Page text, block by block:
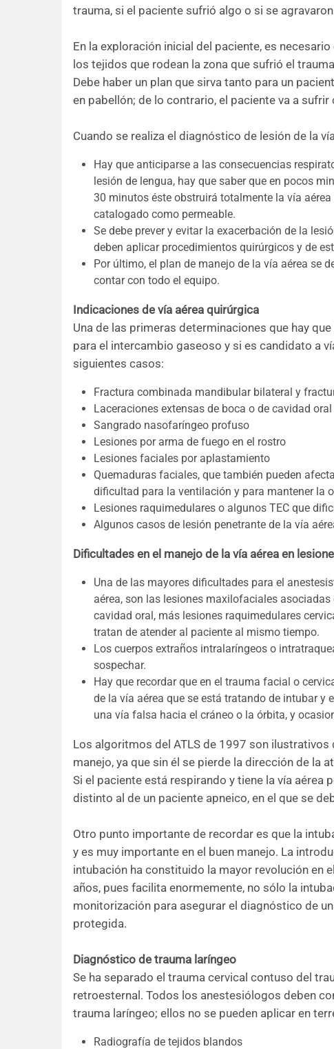
trauma, si el paciente sufrió algo o si se
En la exploración inicial del paciente, es
los tejidos que rodean la zona que sufrió el
Debe haber un plan que sirva tanto para un
en pabellón; de lo contrario, el paciente va a
Cuando se realiza el diagnóstico de lesión de la
Hay que anticiparse a las consecuencias
lesión de lengua, hay que saber que en pocos
30 minutos éste obstruirá totalmente la vía
catalogado como permeable.
Se debe prever y evitar la exacerbación de la
deben aplicar procedimientos quirúrgicos y de
Por último, el plan de manejo de la vía aérea se
contar con todo el equipo.
Indicaciones de vía aérea quirúrgica
Una de las primeras determinaciones que hay
para el intercambio gaseoso y si es candidato a
siguientes casos:
Fractura combinada mandibular bilateral y
Laceraciones extensas de boca o de cavidad
Sangrado nasofaríngeo profuso
Lesiones por arma de fuego en el rostro
Lesiones faciales por aplastamiento
Quemaduras faciales, que también pueden
dificultad para la ventilación y para mantener la
Lesiones raquimedulares o algunos TEC que
Algunos casos de lesión penetrante de la vía
Dificultades en el manejo de la vía aérea en
Una de las mayores dificultades para el
aérea, son las lesiones maxilofaciales
cavidad oral, más lesiones raquimedulares
tratan de atender al paciente al mismo tiempo.
Los cuerpos extraños intralaríngeos o
sospechar.
Hay que recordar que en el trauma facial o
de la vía aérea que se está tratando de intubar y
una vía falsa hacia el cráneo o la órbita, y
Los algoritmos del ATLS de 1997 son
manejo, ya que sin él se pierde la dirección de la
Si el paciente está respirando y tiene la vía
distinto al de un paciente apneico, en el que se
Otro punto importante de recordar es que la
y es muy importante en el buen manejo. La
intubación ha constituido la mayor revolución en
años, pues facilita enormemente, no sólo la
monitorización para asegurar el diagnóstico de
protegida.
Diagnóstico de trauma laríngeo
Se ha separado el trauma cervical contuso del
retroesternal. Todos los anestesiólogos deben
trauma laríngeo; ellos no se pueden aplicar en
Radiografía de tejidos blandos